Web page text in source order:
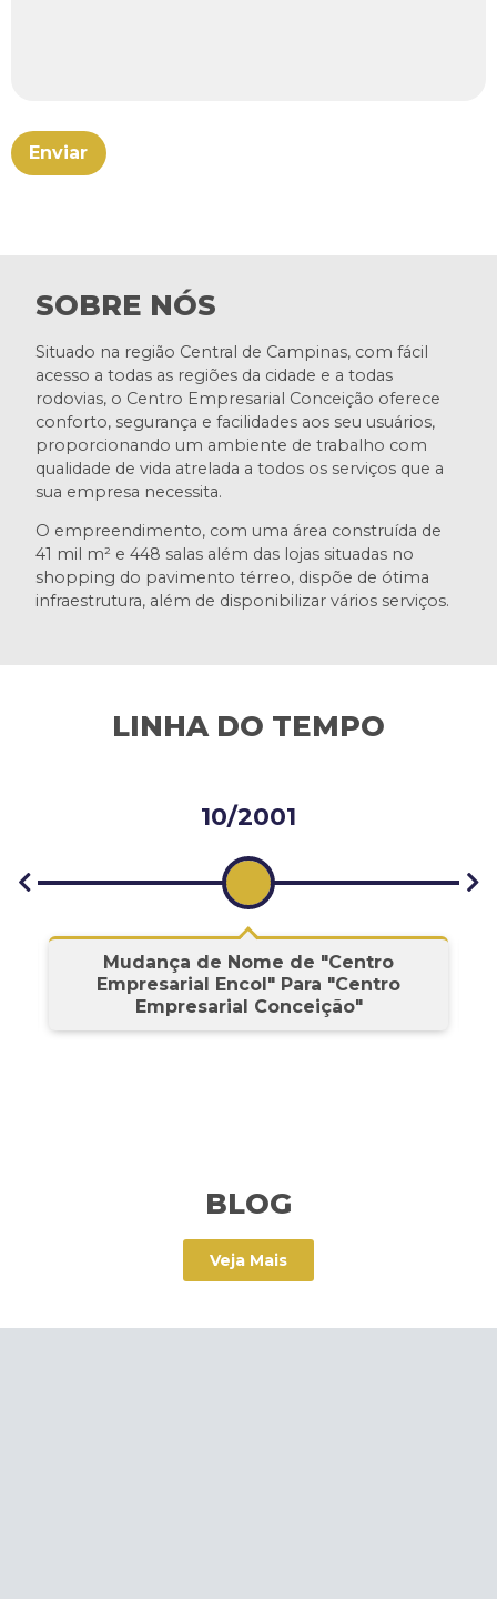
SOBRE NÓS
Situado na região Central de Campinas, com fácil
acesso a todas as regiões da cidade e a todas
rodovias, o Centro Empresarial Conceição oferece
conforto, segurança e facilidades aos seu usuários,
proporcionando um ambiente de trabalho com
qualidade de vida atrelada a todos os serviços que a
sua empresa necessita.
O empreendimento, com uma área construída de
41 mil m² e 448 salas além das lojas situadas no
shopping do pavimento térreo, dispõe de ótima
infraestrutura, além de disponibilizar vários serviços.
LINHA DO TEMPO
10/2001
Mudança de Nome de "Centro
Empresarial Encol" Para "Centro
Empresarial Conceição"
BLOG
Veja Mais